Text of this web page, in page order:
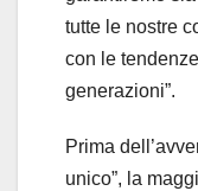
tutte le nostre
con le
generazioni”.
Prima
unico”, la